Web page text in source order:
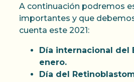
A continuación podremos
importantes y que
cuenta este 2021:
Día internacional del
enero.
Día del